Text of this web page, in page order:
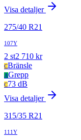
Visa detaljer
275/40 R21
107Y
2 st2 710 kr
CBränsle
AGrepp
C73 dB
Visa detaljer
315/35 R21
111Y